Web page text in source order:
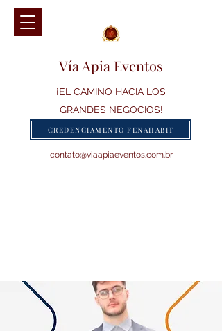
Vía Apia Eventos
¡EL CAMINO HACIA LOS
GRANDES NEGOCIOS!
contato@viaapiaeventos.com.br
CREDENCIAMENTO FENAHABIT